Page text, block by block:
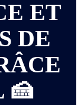
ET
DE
🍰